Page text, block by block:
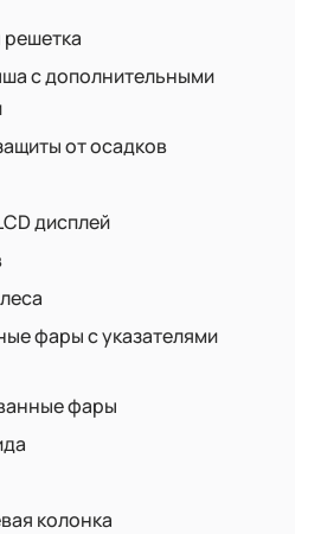
с дополнительными
от осадков
дисплей
фары с указателями
фары
колонка